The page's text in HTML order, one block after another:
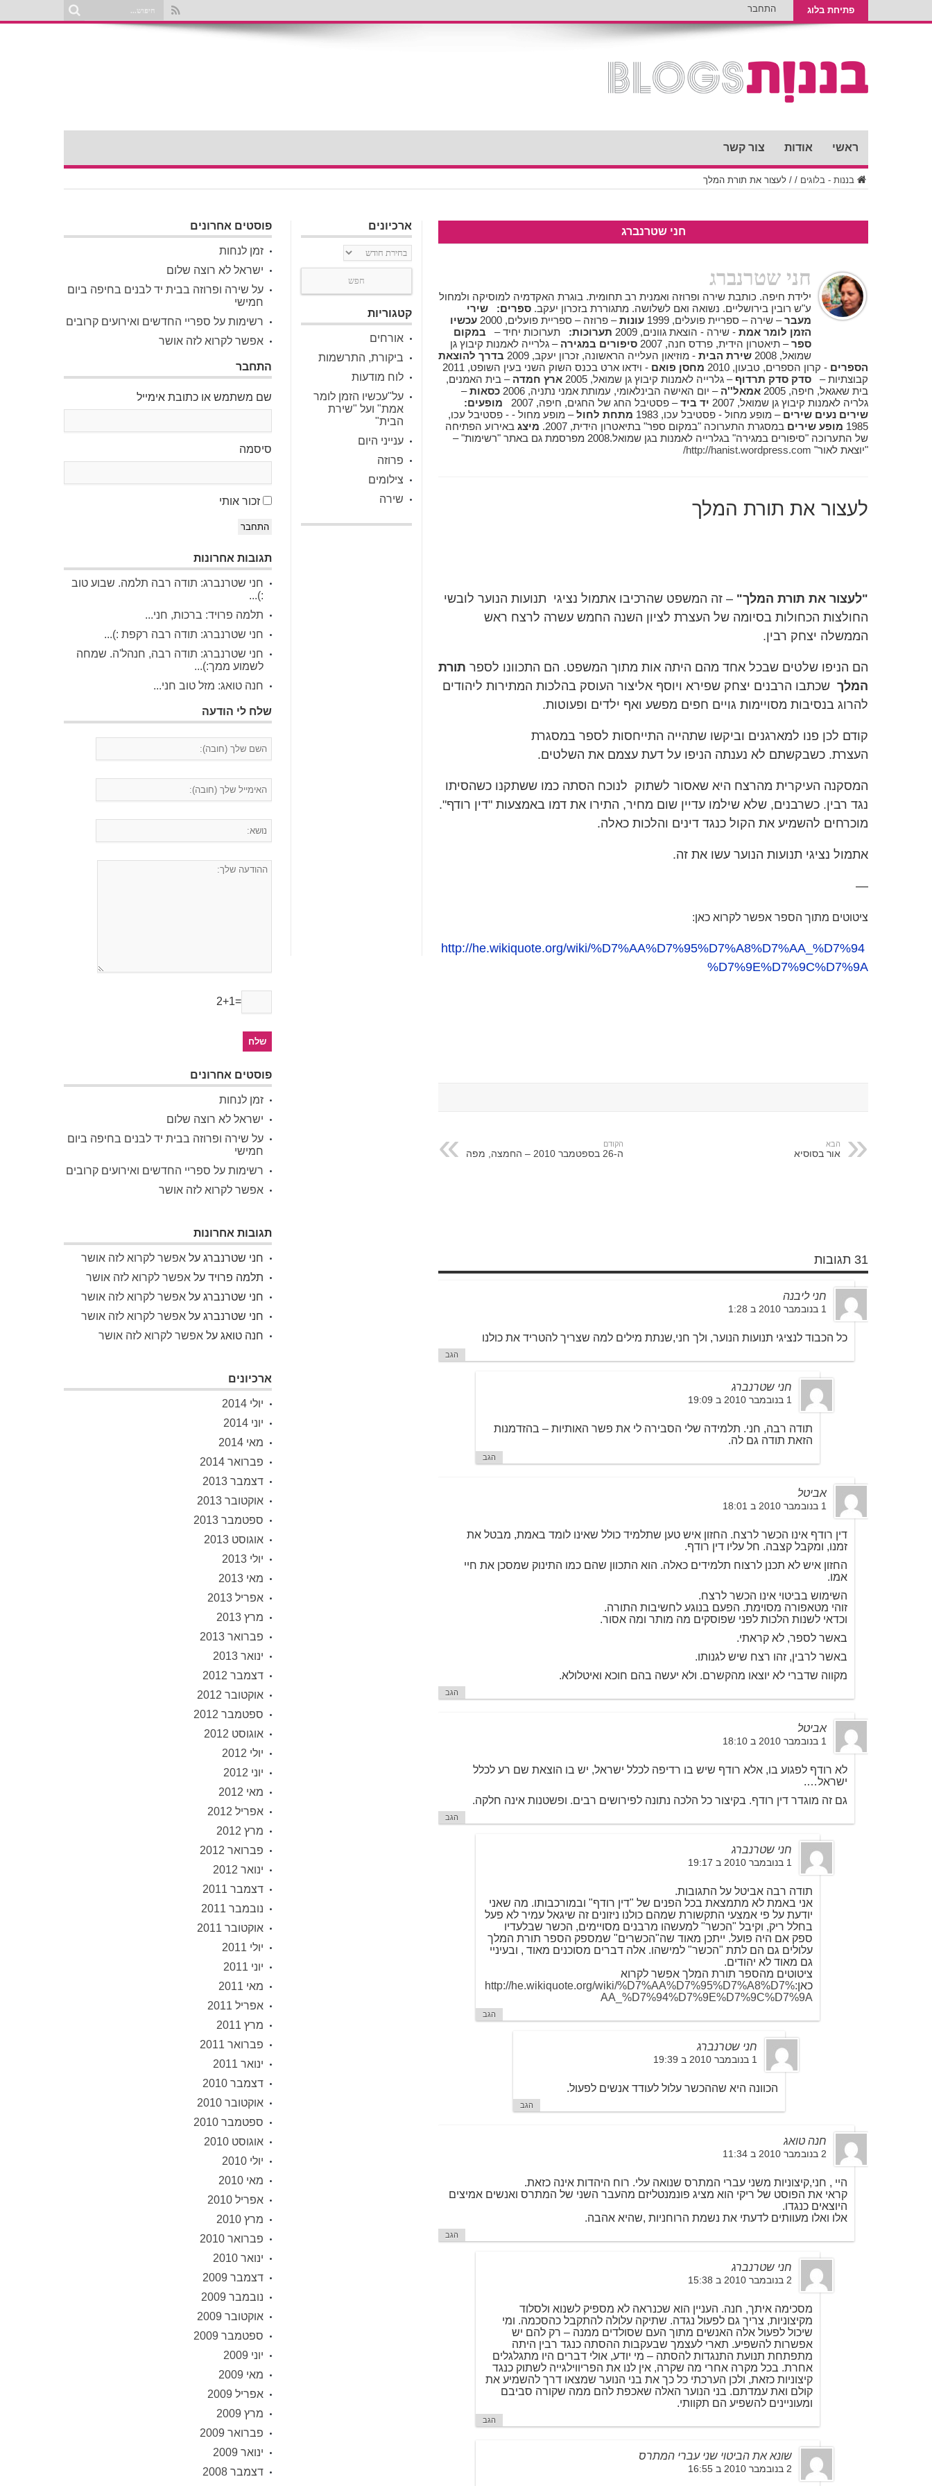
פתיחת בלוג התחבר
ראשי אודות צור קשר
בננות - בלוגים /
/ לעצור את תורת המלך
חני שטרנברג
חני שטרנברג
ילידת חיפה. כותבת שירה ופרוזה ואמנית רב תחומית. בוגרת האקדמיה למוסיקה ולמחול
ע"ש רובין בירושליים. נשואה ואם לשלושה. מתגוררת בזכרון יעקב. ספרים:
שירי
מעבר– שירה – ספריית פועלים, 1999 עונות– פרוזה – ספריית פועלים, 2000
עכשיו
הזמן לומר אמת - שירה - הוצאת גוונים, 2009 תערוכות: תערוכות יחיד – במקום
ספר– תיאטרון הידית, פרדס חנה, 2007 סיפורים במגירה – גלרייה לאמנות קיבוץ גן
שמואל, 2008
שירת הבית - מוזיאון העלייה הראשונה, זכרון יעקב, 2009
בדרך להוצאת
הספרים - קרון הספרים, טבעון, 2010 מחסן פואם
קבוצתיות – סדק סדק תרדוף – גלרייה לאמנות קיבוץ גן שמואל, 2005 ארץ חמדה – בית האמנים,
בית שאגאל, חיפה, 2005
אמאל''ה – יום האישה הבינלאומי, עמותת אמני נתניה, 2006 כסאות–
גלריה לאמנות קיבוץ גן שמואל, 2007
יד ביד– פסטיבל החג של החגים, חיפה, 2007
מופעים:
שירים נעים שירים – מופע מחול - פסטיבל עכו, 1983 מתחת לחול– מופע מחול - - פסטיבל עכו,
1985 מופע שירים במסגרת התערוכה "במקום ספר" בתיאטרון הידית, 2007. מיצג באירוע הפתיחה
של התערוכה "סיפורים במגירה" בגלרייה לאמנות בגן שמואל.2008 מפרסמת גם באתר "רשימות" –
"יוצאת לאור" http://hanist.wordpress.com/
לעצור את תורת המלך
"לעצור את תורת המלך" – זה המשפט שהרכיבו אתמול נציגי תנועות הנוער לובשי
החולצות הכחולות בסיומה של העצרת לציון השנה החמש עשרה לרצח ראש
הממשלה יצחק רבין.
הם הניפו שלטים שבכל אחד מהם היתה אות מתוך המשפט. הם התכוונו לספר תורת
המלך שכתבו הרבנים יצחק שפירא ויוסף אליצור העוסק בהלכות המתירות ליהודים
להרוג בנסיבות מסויימות גויים חפים מפשע ואף ילדים ופעוטות.
קודם לכן פנו למארגנים וביקשו שתהייה התייחסות לספר במסגרת
העצרת. כשבקשתם לא נענתה הניפו על דעת עצמם את השלטים.
המסקנה העיקרית מהרצח היא שאסור לשתוק לנוכח הסתה כמו ששתקנו כשהסיתו
נגד רבין. כשרבנים, שלא שילמו עדיין שום מחיר, התירו את דמו באמצעות "דין רודף".
מוכרחים להשמיע את הקול כנגד דינים והלכות כאלה.
אתמול נציגי תנועות הנוער עשו את זה.
—
ציטוטים מתוך הספר אפשר לקרוא כאן:
http://he.wikiquote.org/wiki/%D7%AA%D7%95%D7%A8%D7%AA_%D7%94
%D7%9E%D7%9C%D7%9A
הקודם
ה-26 בספטמבר 2010 – החמצה, מפה
הבא
אור בסוסיא
31 תגובות
חני ליבנה
1 בנובמבר 2010 ב 1:28
כל הכבוד לנציגי תנועות הנוער, ולך חני,שנתת מילים למה שצריך להטריד את כולנו
הגב
חני שטרנברג
1 בנובמבר 2010 ב 19:09
תודה רבה, חני. תלמידה שלי הסבירה לי את פשר האותיות – בהזדמנות
הזאת תודה גם לה.
הגב
אביטל
1 בנובמבר 2010 ב 18:01
דין רודף אינו הכשר לרצח. החזון איש טען שתלמיד כולל שאינו לומד באמת, מבטל את
זמנו, ומקבל קצבה. חל עליו דין רודף.
החזון איש לא תכנן לרצוח תלמידים כאלה. הוא התכוון שהם כמו התינוק שמסכן את חיי
אמו.
השימוש בביטוי אינו הכשר לרצח.
זוהי מטאפורה מסוימת. הפעם בנוגע לחשיבות התורה.
וכדאי לשנות הלכות לפני שפוסקים מה מותר ומה אסור.
באשר לספר, לא קראתי.
באשר לרבין, זהו רצח שיש לגנותו.
מקווה שדברי לא יוצאו מהקשרם. ולא יעשה בהם חוכא ואיטלולא.
הגב
אביטל
1 בנובמבר 2010 ב 18:10
לא רודף לפגוע בו, אלא רודף שיש בו רדיפה לכלל ישראל, יש בו הוצאת שם רע לכלל
ישראל….
גם זה מוגדר דין רודף. בקיצור כל הלכה נתונה לפירושים רבים. ופשטנות אינה חלקה.
הגב
חני שטרנברג
1 בנובמבר 2010 ב 19:17
תודה רבה אביטל על התגובות.
אני באמת לא מתמצאת בכל הפנים של "דין רודף" ובמורכבותו. מה שאני
יודעת על פי אמצעי התקשורת שמהם כולנו ניזונים זה שיגאל עמיר לא פעל
בחלל ריק, וקיבל "הכשר" למעשהו מרבנים מסויימים, הכשר שבלעדיו
ספק אם היה פועל. ייתכן מאוד שה"הכשרים" שמספק הספר תורת המלך
עלולים גם הם לתת "הכשר" למישהו. אלה דברים מסוכנים מאוד , ובעיניי
גם מאוד לא יהודים.
ציטוטים מהספר תורת המלך אפשר לקרוא
כאן:http://he.wikiquote.org/wiki/%D7%AA%D7%95%D7%A8%D7%
AA_%D7%94%D7%9E%D7%9C%D7%9A
הגב
חני שטרנברג
1 בנובמבר 2010 ב 19:39
הכוונה היא שההכשר עלול לעודד אנשים לפעול.
הגב
חנה טואג
2 בנובמבר 2010 ב 11:34
היי , חני,קיצוניות משני עברי המתרס שנואה עלי. רוח היהדות אינה כזאת.
קראי את הפוסט של ריקי הוא מציג פונמנטליזם מהעבר השני של המתרס ואנשים אמיצים
היוצאים כנגדו.
אלו ואלו מעוותים לדעתי את נשמת הרוחניות ,שהיא אהבה.
הגב
חני שטרנברג
2 בנובמבר 2010 ב 15:38
מסכימה איתך, חנה. העניין הוא שכנראה לא מספיק לשנוא ולסלוד
מקיצוניות, צריך גם לפעול נגדה. שתיקה עלולה להתקבל כהסכמה. ומי
שיכול לפעול אלה האנשים מתוך העם שסולדים ממנה – רק להם יש
אפשרות להשפיע. תארי לעצמך שבעקבות ההסתה כנגד רבין היתה
מתפתחת תנועת התנגדות להסתה – מי יודע, אולי דברים היו מתגלגלים
אחרת. בכל מקרה אחרי מה שקרה, אין לנו את הפריווילגייה לשתוק כנגד
קיצוניות כזאת, ולכן הערכתי כל כך את בני הנוער שמצאו דרך להשמיע את
קולם ואת עמדתם. בני הנוער האלה שאכפת להם ממה שקורה סביבם
ומעוניינים להשפיע הם תקוותי.
הגב
שונא את הביטוי שני עברי המתרס
2 בנובמבר 2010 ב 16:55
ארכיונים
ארכיונים
קטגוריות
אורחים
ביקורת, התרשמות
לוח מודעות
על"עכשיו הזמן לומר
אמת" ועל "שירת
הבית"
ענייני היום
פרוזה
צילומים
שירה
פוסטים אחרונים
זמן לנחות
ישראל לא רוצה שלום
על שירה ופרוזה בבית יד לבנים בחיפה ביום
חמישי
רשימות על ספריי החדשים ואירועים קרובים
אפשר לקרוא לזה אושר
התחבר
שם משתמש או כתובת אימייל
סיסמה
זכור אותי
התחבר
תגובות אחרונות
חני שטרנברג: תודה רבה תלמה. שבוע טוב
:)...
תלמה פרויד: ברכות, חני...
חני שטרנברג: תודה רבה רקפת :)...
חני שטרנברג: תודה רבה, חנהל'ה. שמחה
לשמוע ממך:)...
חנה טואג: מזל טוב חני...
שלח לי הודעה
2+1=
פוסטים אחרונים
זמן לנחות
ישראל לא רוצה שלום
על שירה ופרוזה בבית יד לבנים בחיפה ביום
חמישי
רשימות על ספריי החדשים ואירועים קרובים
אפשר לקרוא לזה אושר
תגובות אחרונות
חני שטרנברג על אפשר לקרוא לזה אושר
תלמה פרויד על אפשר לקרוא לזה אושר
חני שטרנברג על אפשר לקרוא לזה אושר
חני שטרנברג על אפשר לקרוא לזה אושר
חנה טואג על אפשר לקרוא לזה אושר
ארכיונים
יולי 2014
יוני 2014
מאי 2014
פברואר 2014
דצמבר 2013
אוקטובר 2013
ספטמבר 2013
אוגוסט 2013
יולי 2013
מאי 2013
אפריל 2013
מרץ 2013
פברואר 2013
ינואר 2013
דצמבר 2012
אוקטובר 2012
ספטמבר 2012
אוגוסט 2012
יולי 2012
יוני 2012
מאי 2012
אפריל 2012
מרץ 2012
פברואר 2012
ינואר 2012
דצמבר 2011
נובמבר 2011
אוקטובר 2011
יולי 2011
יוני 2011
מאי 2011
אפריל 2011
מרץ 2011
פברואר 2011
ינואר 2011
דצמבר 2010
אוקטובר 2010
ספטמבר 2010
אוגוסט 2010
יולי 2010
מאי 2010
אפריל 2010
מרץ 2010
פברואר 2010
ינואר 2010
דצמבר 2009
נובמבר 2009
אוקטובר 2009
ספטמבר 2009
יוני 2009
מאי 2009
אפריל 2009
מרץ 2009
פברואר 2009
ינואר 2009
דצמבר 2008